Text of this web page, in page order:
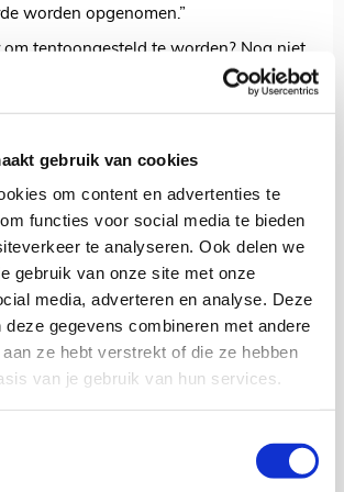
gebruik van cookies
om content en advertenties te
functies voor social media te bieden
te analyseren. Ook delen we
gebruik van onze site met onze
media, adverteren en analyse. Deze
deze gegevens combineren met andere
ze hebt verstrekt of die ze hebben
van je gebruik van hun services.
worden opgenomen.”
om tentoongesteld te worden? Nog niet
vinden er nog kleine restauraties plaats
grondig schoongemaakt, zodat alles
alle door Ajax gewonnen prijzen te
voor. De woordvoerder: “In de Ajax
alleen de grote en belangrijkste prijzen
bekers en Johan Cruijffschalen worden
geëxposeerd en vinden een
van het stadion.”